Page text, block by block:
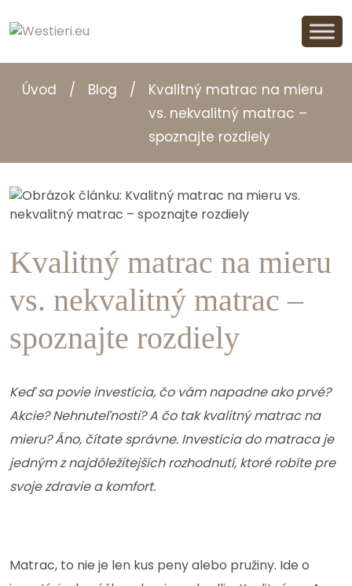
Úvod / Blog /
Kvalitný matrac na mieru
vs. nekvalitný matrac –
spoznajte rozdiely
Kvalitný matrac na mieru
vs. nekvalitný matrac –
spoznajte rozdiely
Keď sa povie investícia, čo vám napadne ako prvé?
Akcie? Nehnuteľnosti? A čo tak kvalitný matrac na
mieru? Áno, čítate správne. Investícia do matraca je
jedným z najdôležitejších rozhodnutí, ktoré robíte pre
svoje zdravie a komfort.
Matrac, to nie je len kus peny alebo pružiny. Ide o